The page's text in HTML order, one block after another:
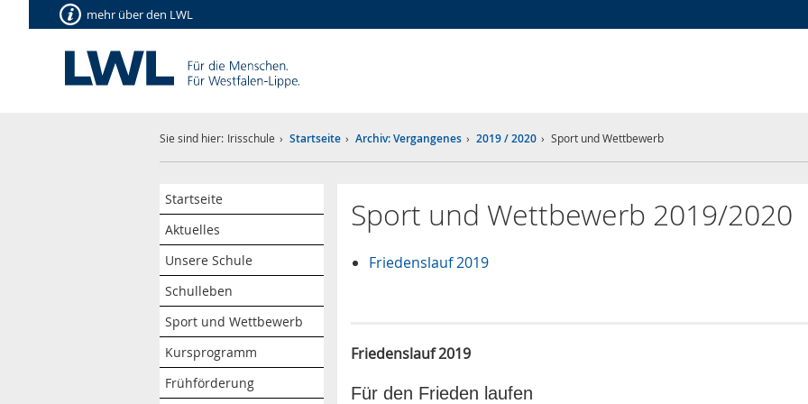
mehr über den LWL
Sie sind hier: Irisschule Startseite Archiv: Vergangenes 2019 / 2020 Sport und Wettbewerb
Startseite
Aktuelles
Unsere Schule
Schulleben
Sport und Wettbewerb
Kursprogramm
Frühförderung
Sport und Wettbewerb 2019/2020
Friedenslauf 2019
Friedenslauf 2019
Für den Frieden laufen